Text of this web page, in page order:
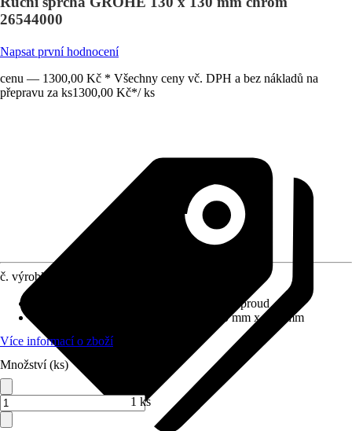
26544000
Napsat první hodnocení
cenu — 1300,00 Kč * Všechny ceny vč. DPH a bez nákladů na
přepravu za ks1300,00 Kč*/ ks
č. výrobku
Masáž, Dest, Normální proud
130 mm x 130 mm
Více informací o zboží
Množství (ks)
1 ks